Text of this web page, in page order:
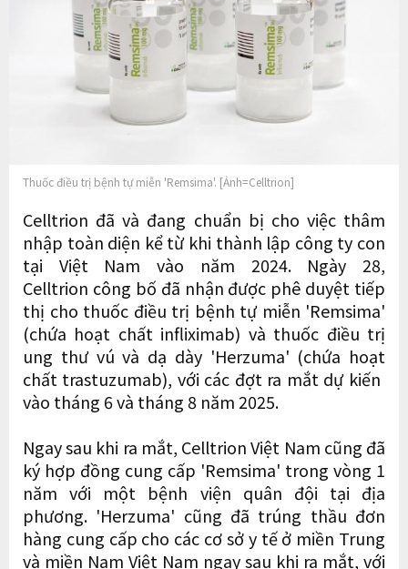
Thuốc điều trị bệnh tự miễn 'Remsima'. [Ảnh=Celltrion]
Celltrion đã và đang chuẩn bị cho việc thâm
nhập toàn diện kể từ khi thành lập công ty con
tại Việt Nam vào năm 2024. Ngày 28,
Celltrion công bố đã nhận được phê duyệt tiếp
thị cho thuốc điều trị bệnh tự miễn 'Remsima'
(chứa hoạt chất infliximab) và thuốc điều trị
ung thư vú và dạ dày 'Herzuma' (chứa hoạt
chất trastuzumab), với các đợt ra mắt dự kiến ​​
vào tháng 6 và tháng 8 năm 2025.
Ngay sau khi ra mắt, Celltrion Việt Nam cũng đã
ký hợp đồng cung cấp 'Remsima' trong vòng 1
năm với một bệnh viện quân đội tại địa
phương. 'Herzuma' cũng đã trúng thầu đơn
hàng cung cấp cho các cơ sở y tế ở miền Trung
và miền Nam Việt Nam ngay sau khi ra mắt, với